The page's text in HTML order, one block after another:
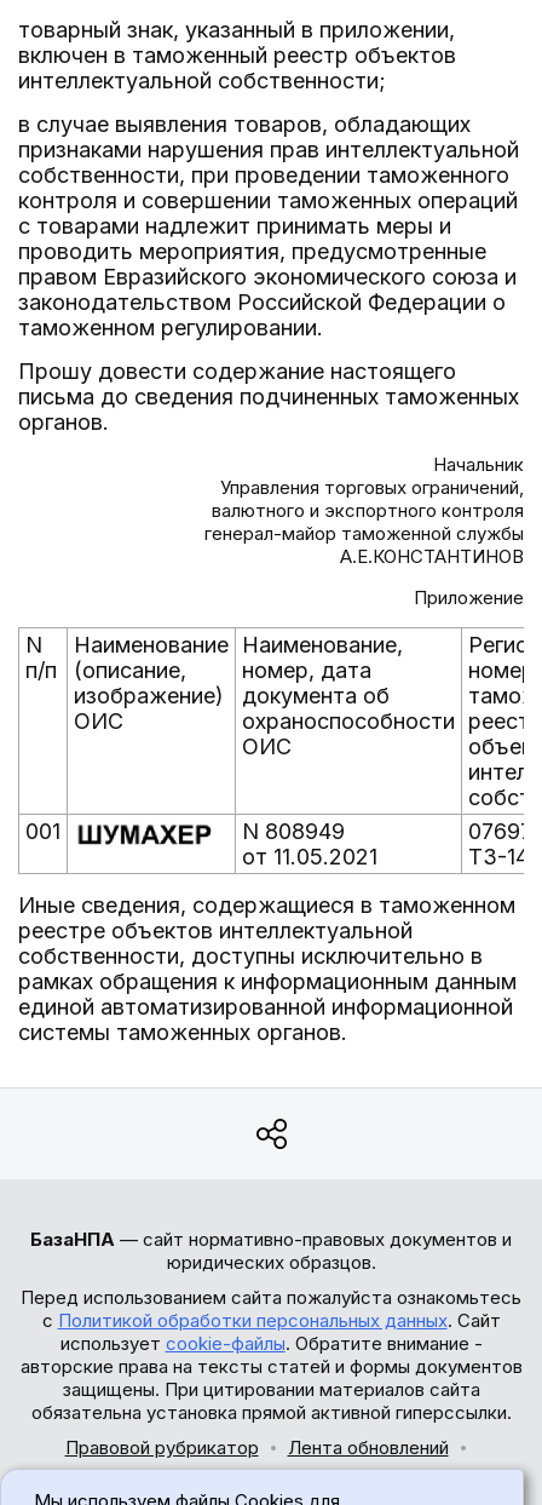
товарный знак, указанный в приложении,
включен в таможенный реестр объектов
интеллектуальной собственности;
в случае выявления товаров, обладающих
признаками нарушения прав интеллектуальной
собственности, при проведении таможенного
контроля и совершении таможенных операций
с товарами надлежит принимать меры и
проводить мероприятия, предусмотренные
правом Евразийского экономического союза и
законодательством Российской Федерации о
таможенном регулировании.
Прошу довести содержание настоящего
письма до сведения подчиненных таможенных
органов.
Начальник
Управления торговых ограничений,
валютного и экспортного контроля
генерал-майор таможенной службы
А.Е.КОНСТАНТИНОВ
Приложение
N
п/п
Наименование
(описание,
изображение)
ОИС
Наименование,
номер, дата
документа об
охраноспособности
ОИС
номер
001
N 808949
от 11.05.2021
07697/
ТЗ-
Иные сведения, содержащиеся в таможенном
реестре объектов интеллектуальной
собственности, доступны исключительно в
рамках обращения к информационным данным
единой автоматизированной информационной
системы таможенных органов.
БазаНПА — сайт нормативно-правовых документов и
юридических образцов.
Перед использованием сайта пожалуйста ознакомьтесь
с Политикой обработки персональных данных. Сайт
использует cookie-файлы. Обратите внимание -
авторские права на тексты статей и формы документов
защищены. При цитировании материалов сайта
обязательна установка прямой активной гиперссылки.
Правовой рубрикатор
Лента обновлений